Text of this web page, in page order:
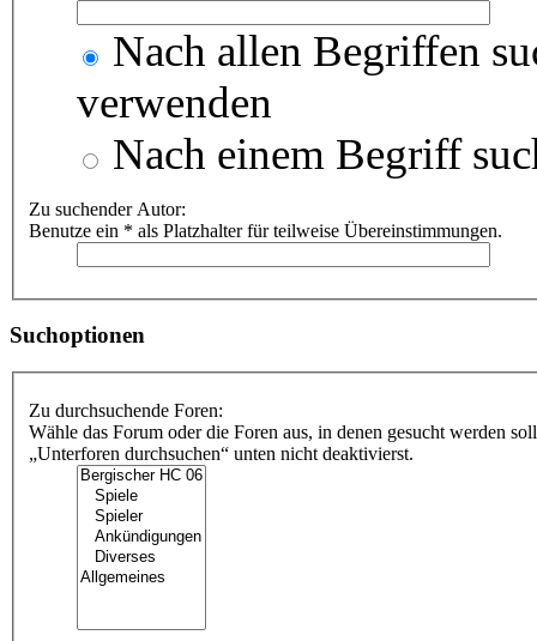
Nach allen Begriffen
verwenden
Nach einem Begriff
Zu suchender Autor:
Benutze ein * als Platzhalter für teilweise Übereinstimmungen.
Suchoptionen
Zu durchsuchende Foren:
Wähle das Forum oder die Foren aus, in denen gesucht werden
„Unterforen durchsuchen“ unten nicht deaktivierst.